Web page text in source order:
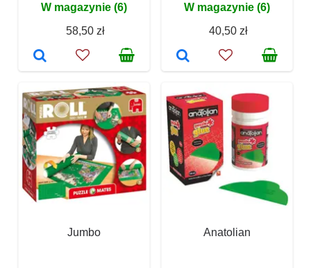
W magazynie (6)
58,50 zł
W magazynie (6)
40,50 zł
Jumbo Anatolian